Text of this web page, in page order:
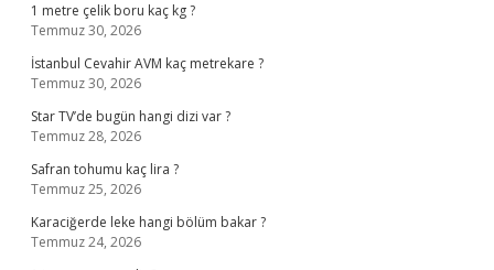
1 metre çelik boru kaç kg ?
Temmuz 30, 2026
İstanbul Cevahir AVM kaç metrekare ?
Temmuz 30, 2026
Star TV’de bugün hangi dizi var ?
Temmuz 28, 2026
Safran tohumu kaç lira ?
Temmuz 25, 2026
Karaciğerde leke hangi bölüm bakar ?
Temmuz 24, 2026